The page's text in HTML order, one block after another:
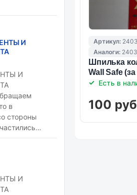
Артикул:
Аналоги:
Шпилька
Wall Safe
Есть в
100
И
И
в
стороны
И